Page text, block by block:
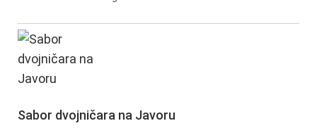
Sabor dvojničara na Javoru